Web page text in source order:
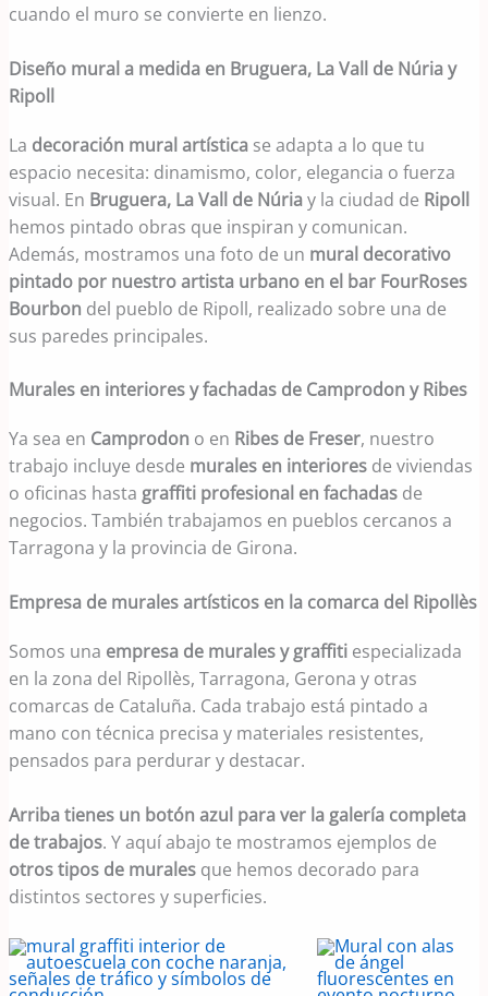
cuando el muro se convierte en lienzo.
Diseño mural a medida en Bruguera, La Vall de Núria y
Ripoll
La decoración mural artística se adapta a lo que tu
espacio necesita: dinamismo, color, elegancia o fuerza
visual. En Bruguera, La Vall de Núriay la ciudad de Ripoll
hemos pintado obras que inspiran y comunican.
Además, mostramos una foto de un mural decorativo
pintado por nuestro artista urbano en el bar FourRoses
Bourbon del pueblo de Ripoll, realizado sobre una de
sus paredes principales.
Murales en interiores y fachadas de Camprodon y Ribes
Ya sea en Camprodon o en Ribes de Freser, nuestro
trabajo incluye desde murales en interiores de viviendas
o oficinas hastagraffiti profesional en fachadas de
negocios. También trabajamos en pueblos cercanos a
Tarragona y la provincia de Girona.
Empresa de murales artísticos en la comarca del Ripollès
Somos una empresa de murales y graffiti especializada
en la zona del Ripollès, Tarragona, Gerona y otras
comarcas de Cataluña. Cada trabajo está pintado a
mano con técnica precisa y materiales resistentes,
pensados para perdurar y destacar.
Arriba tienes un botón azul para ver la galería completa
de trabajos. Y aquí abajo te mostramos ejemplos de
otros tipos de murales que hemos decorado para
distintos sectores y superficies.